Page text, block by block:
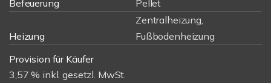
Befeuerung
Pellet
Heizung
Zentralheizung,
Fußbodenheizung
Provision für Käufer
3,57 % inkl. gesetzl. MwSt.